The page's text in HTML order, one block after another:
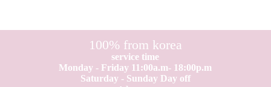
100% from korea
service time
Monday - Friday 11:00a.m- 18:00p.m
Saturday - Sunday Day off